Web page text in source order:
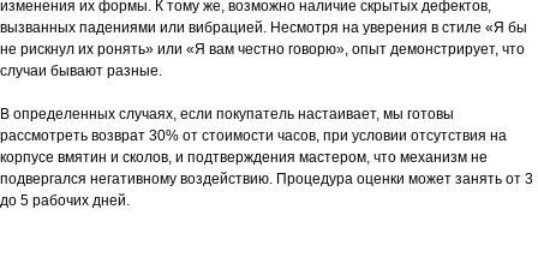
изменения их формы. К тому же, возможно наличие скрытых дефектов,
вызванных падениями или вибрацией. Несмотря на уверения в стиле «Я бы
не рискнул их ронять» или «Я вам честно говорю», опыт демонстрирует, что
случаи бывают разные.
В определенных случаях, если покупатель настаивает, мы готовы
рассмотреть возврат 30% от стоимости часов, при условии отсутствия на
корпусе вмятин и сколов, и подтверждения мастером, что механизм не
подвергался негативному воздействию. Процедура оценки может занять от 3
до 5 рабочих дней.